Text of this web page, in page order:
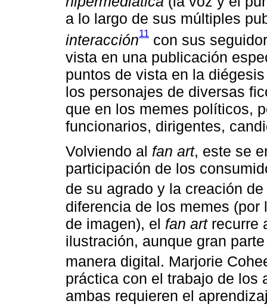
a lo largo de sus múltiples
interacción11 con sus
vista en una publicación
puntos de vista en la
los personajes de diversas
que en los memes políticos,
funcionarios, dirigentes,
Volviendo al fan art, este se
participación de los
de su agrado y la creación de
diferencia de los memes
de imagen), el fan artrecurre
ilustración, aunque gran
manera digital. Marjorie
práctica con el trabajo de los
ambas requieren el